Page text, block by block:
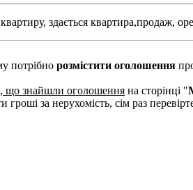
здається квартира,продаж,
потрібно розмістити оголошення
що знайшли оголошення на сторінці "
за нерухомість, сім раз